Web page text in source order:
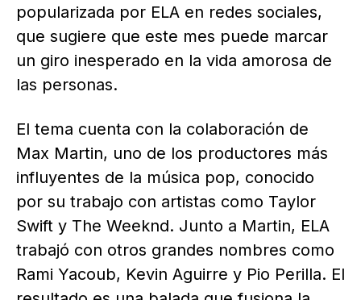
popularizada por ELA en redes sociales,
que sugiere que este mes puede marcar
un giro inesperado en la vida amorosa de
las personas.
El tema cuenta con la colaboración de
Max Martin, uno de los productores más
influyentes de la música pop, conocido
por su trabajo con artistas como Taylor
Swift y The Weeknd. Junto a Martin, ELA
trabajó con otros grandes nombres como
Rami Yacoub, Kevin Aguirre y Pio Perilla. El